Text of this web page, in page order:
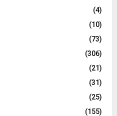
(4)
(10)
(73)
(306)
(21)
(31)
(25)
(155)